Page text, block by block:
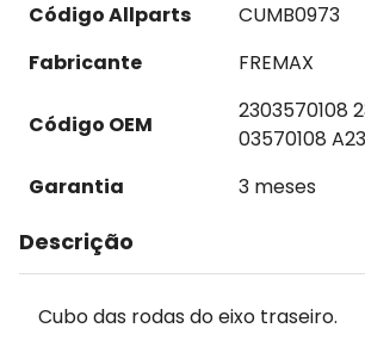
Código Allparts
CUMB0973
Fabricante
FREMAX
Código OEM
2303570108
03570108
Garantia
3 meses
Descrição
Cubo das rodas do eixo traseiro.